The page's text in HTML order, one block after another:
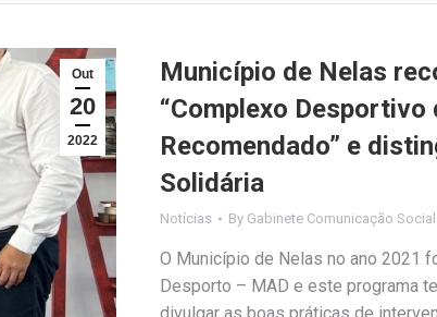
Out
20
2022
Município de Nelas
“Complexo Desportivo
Recomendado” e
Solidária
Notícias By Gabinete Comunicação Social
O Município de Nelas no ano 2021
Desporto – MAD e este programa